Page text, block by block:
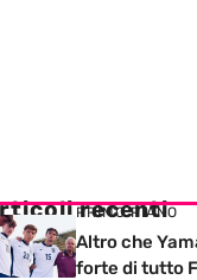
recenti
PRIMO PIANO
Altro che
forte di tutto